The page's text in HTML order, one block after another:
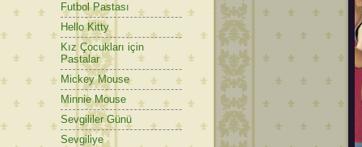
Futbol Pastası
Hello Kitty
Kız Çocukları için
Pastalar
Mickey Mouse
Minnie Mouse
Sevgililer Günü
Sevgiliye